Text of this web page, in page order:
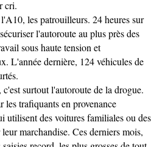
cri.
les patrouilleurs. 24 heures sur
l'autoroute au plus près des
sous haute tension et
L'année dernière, 124 véhicules de
surtout l'autoroute de la drogue.
trafiquants en provenance
utilisent des voitures familiales ou des
marchandise. Ces derniers mois,